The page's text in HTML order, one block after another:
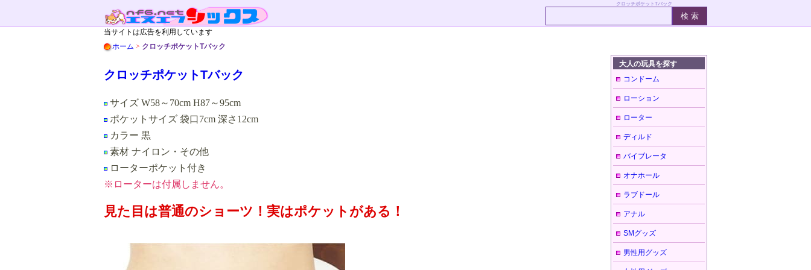
クロッチポケットTバック
当サイトは広告を利用しています
ホーム > クロッチポケットTバック
クロッチポケットTバック
サイズ W58～70cm H87～95cm
ポケットサイズ 袋口7cm 深さ12cm
カラー 黒
素材 ナイロン・その他
ローターポケット付き
※ローターは付属しません。
見た目は普通のショーツ！実はポケットがある！
大人の玩具を探す
コンドーム
ローション
ローター
ディルド
バイブレータ
オナホール
ラブドール
アナル
SMグッズ
男性用グッズ